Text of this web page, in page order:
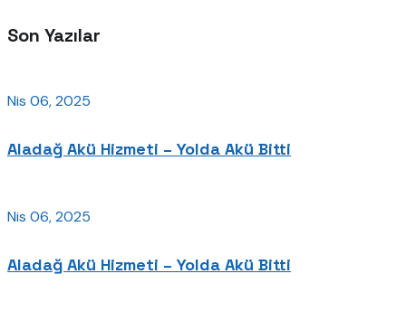
Son Yazılar
Nis 06, 2025
Aladağ Akü Hizmeti – Yolda Akü Bitti
Nis 06, 2025
Aladağ Akü Hizmeti – Yolda Akü Bitti